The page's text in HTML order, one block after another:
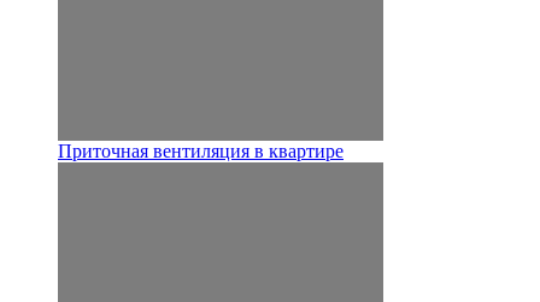
Приточная вентиляция в квартире